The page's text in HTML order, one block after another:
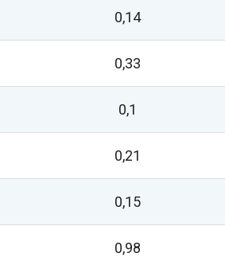
0,14
0,33
0,1
0,21
0,15
0,98